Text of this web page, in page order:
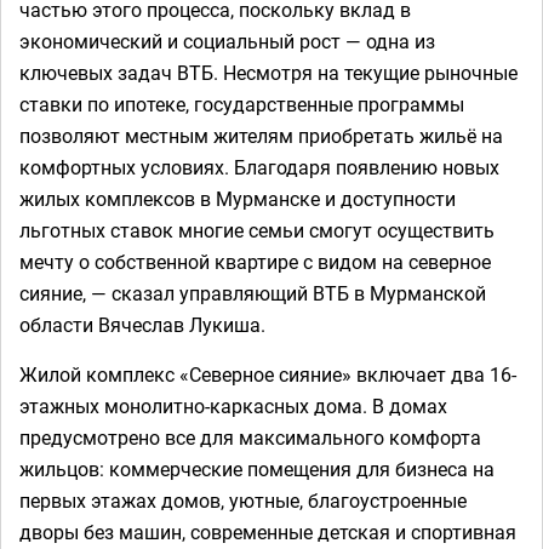
частью этого процесса, поскольку вклад в
экономический и социальный рост — одна из
ключевых задач ВТБ. Несмотря на текущие рыночные
ставки по ипотеке, государственные программы
позволяют местным жителям приобретать жильё на
комфортных условиях. Благодаря появлению новых
жилых комплексов в Мурманске и доступности
льготных ставок многие семьи смогут осуществить
мечту о собственной квартире с видом на северное
сияние, — сказал управляющий ВТБ в Мурманской
области Вячеслав Лукиша.
Жилой комплекс «Северное сияние» включает два 16-
этажных монолитно-каркасных дома. В домах
предусмотрено все для максимального комфорта
жильцов: коммерческие помещения для бизнеса на
первых этажах домов, уютные, благоустроенные
дворы без машин, современные детская и спортивная